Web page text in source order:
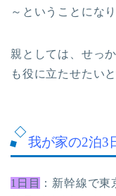
～ということにな
親としては、せっ
も役に立たせたい
我が家の2泊3
1日目
：新幹線で